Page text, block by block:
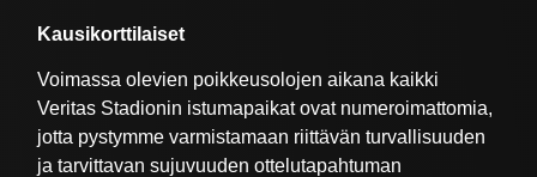
Kausikorttilaiset
Voimassa olevien poikkeusolojen aikana kaikki
Veritas Stadionin istumapaikat ovat numeroimattomia,
jotta pystymme varmistamaan riittävän turvallisuuden
ja tarvittavan sujuvuuden ottelutapahtuman